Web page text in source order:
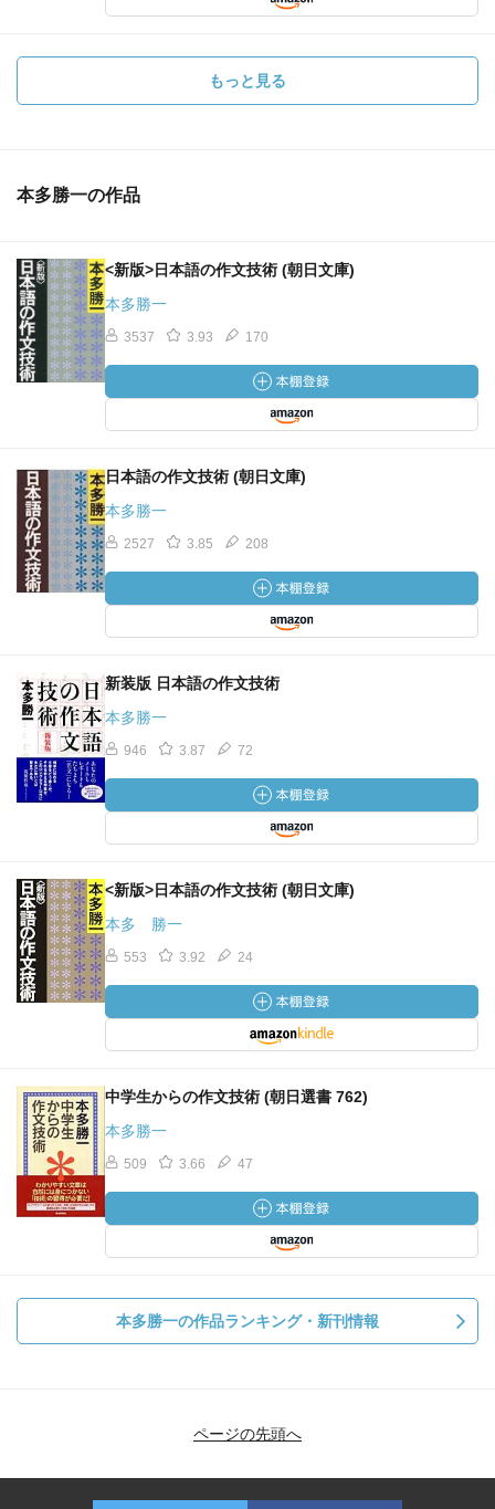
もっと見る
本多勝一の作品
<新版>日本語の作文技術 (朝日文庫)
本多勝一
3537 3.93 170
日本語の作文技術 (朝日文庫)
本多勝一
2527 3.85 208
新装版 日本語の作文技術
本多勝一
946 3.87 72
<新版>日本語の作文技術 (朝日文庫)
本多 勝一
553 3.92 24
中学生からの作文技術 (朝日選書 762)
本多勝一
509 3.66 47
本多勝一の作品ランキング・新刊情報
ページの先頭へ